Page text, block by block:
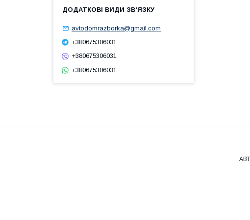
avtodomrazborka@gmail.com
+380675306031
+380675306031
+380675306031